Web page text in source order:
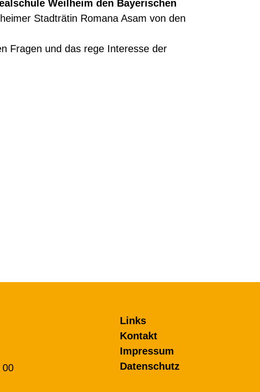
Weilheim den Bayerischen
Stadträtin Romana Asam von den
Fragen und das rege Interesse der
00
Links
Kontakt
Impressum
Datenschutz